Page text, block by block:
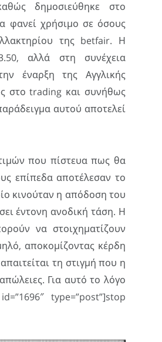
δημοσιεύθηκε στο
φανεί χρήσιμο σε όσους
της betfair. Η
αλλά στη συνέχεια
έναρξη της Αγγλικής
στο trading και συνήθως
αυτού αποτελεί
που πίστευα πως θα
επίπεδα αποτέλεσαν το
κινούταν η απόδοση του
έντονη ανοδική τάση. Η
να στοιχηματίζουν
αποκομίζοντας κέρδη
τη στιγμή που η
Για αυτό το λόγο
type=”post”]stop